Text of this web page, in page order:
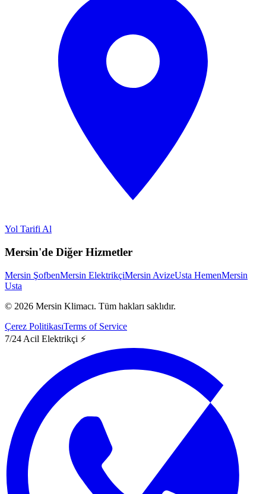
Yol Tarifi Al
Mersin'de Diğer Hizmetler
Mersin ŞofbenMersin ElektrikçiMersin AvizeUsta HemenMersin
Usta
© 2026 Mersin Klimacı. Tüm hakları saklıdır.
Çerez PolitikasıTerms of Service
7/24 Acil Elektrikçi ⚡